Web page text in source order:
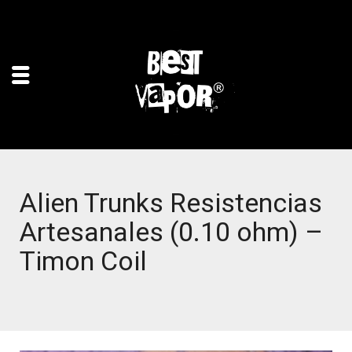
Alien Trunks Resistencias
Artesanales (0.10 ohm) –
Timon Coil